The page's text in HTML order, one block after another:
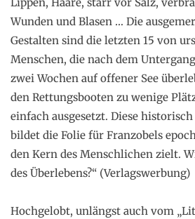
Wunden und Blasen … Die
Gestalten sind die letzten 15 von
Menschen, die nach dem
zwei Wochen auf offener See
den Rettungsbooten zu wenige
einfach ausgesetzt. Diese
bildet die Folie für Franzobels
den Kern des Menschlichen zielt.
des Überlebens?“ (Verlagswerbung)
Hochgelobt, unlängst auch vom